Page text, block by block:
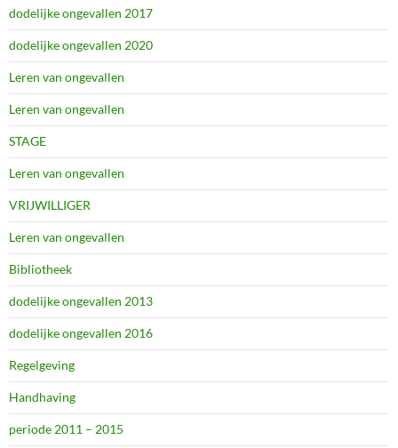
dodelijke ongevallen 2017
dodelijke ongevallen 2020
Leren van ongevallen
Leren van ongevallen
STAGE
Leren van ongevallen
VRIJWILLIGER
Leren van ongevallen
Bibliotheek
dodelijke ongevallen 2013
dodelijke ongevallen 2016
Regelgeving
Handhaving
periode 2011 – 2015